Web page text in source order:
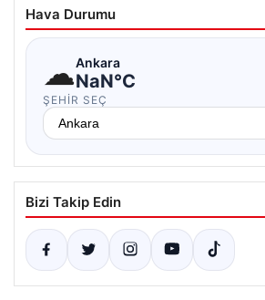
Hava Durumu
☁Ankara
NaN°C
ŞEHIR SEÇ
Bizi Takip Edin